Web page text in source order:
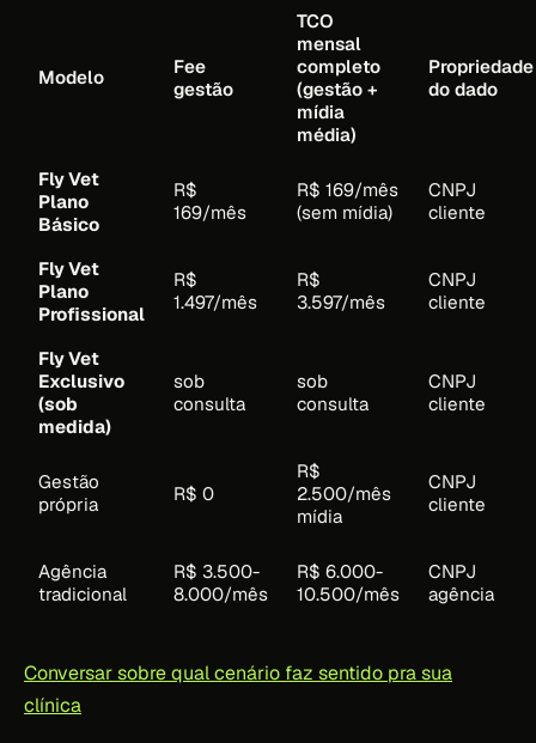
Modelo
Fee
gestão
TCO
mensal
completo
(gestão +
mídia
média)
Propriedade
do dado
Fly Vet
Plano
Básico
R$
169/mês
R$ 169/mês
(sem mídia)
CNPJ
cliente
Fly Vet
Plano
Profissional
R$
1.497/mês
R$
3.597/mês
CNPJ
cliente
Fly Vet
Exclusivo
(sob
medida)
sob
consulta
sob
consulta
CNPJ
cliente
Gestão
própria
R$ 0
R$
2.500/mês
mídia
CNPJ
cliente
Agência
tradicional
R$ 3.500-
8.000/mês
R$ 6.000-
10.500/mês
CNPJ
agência
Conversar sobre qual cenário faz sentido pra sua
clínica